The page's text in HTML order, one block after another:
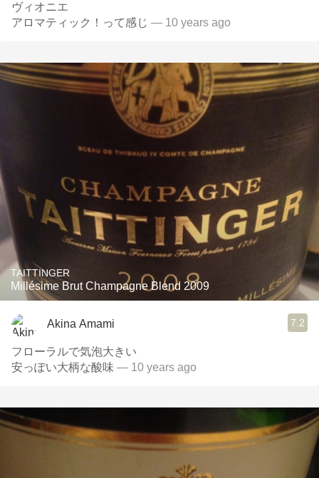
ヴィオニエ
アロマティック！って感じ — 10 years ago
TAITTINGER
Millésime Brut Champagne Blend 2009
Akina Amami 7.2
フローラルで気泡大きい
安っぽい大柄な酸味 — 10 years ago